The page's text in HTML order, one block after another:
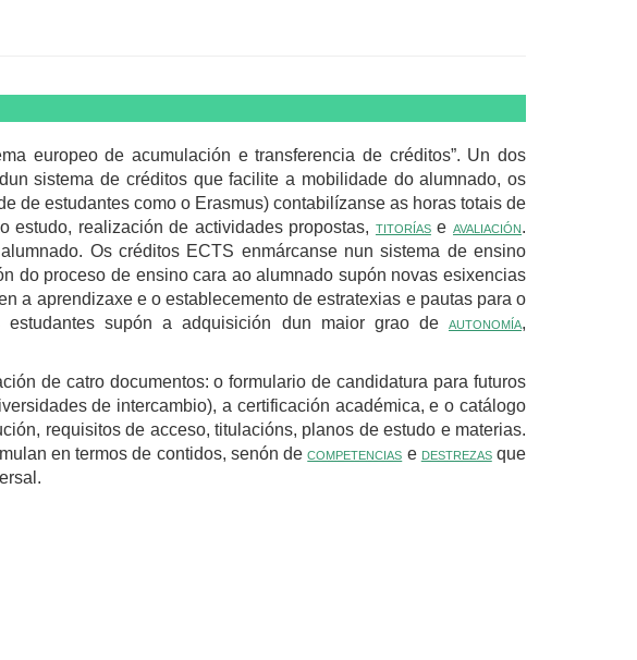
europeo de acumulación e transferencia de créditos”. Un dos
sistema de créditos que facilite a mobilidade do alumnado, os
de estudantes como o Erasmus) contabilízanse as horas totais de
estudo, realización de actividades propostas, titoríaseavaliación.
Os créditos ECTS enmárcanse nun sistema de ensino
do proceso de ensino cara ao alumnado supón novas esixencias
a aprendizaxe e o establecemento de estratexias e pautas para o
supón a adquisición dun maior grao de autonomía,
de catro documentos: o formulario de candidatura para futuros
de intercambio), a certificación académica, e o catálogo
requisitos de acceso, titulacións, planos de estudo e materias.
en termos de contidos, senón decompetencias e destrezasque